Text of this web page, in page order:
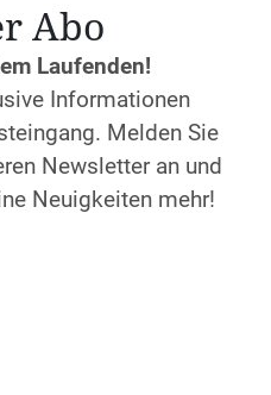
Abo
Laufenden!
Informationen
Melden Sie
Newsletter an und
Neuigkeiten mehr!